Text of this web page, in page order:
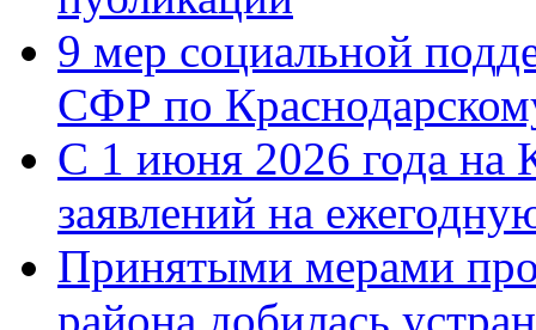
9 мер социальной
СФР по
С 1 июня 2026 года на
заявлений на
Принятыми мерами